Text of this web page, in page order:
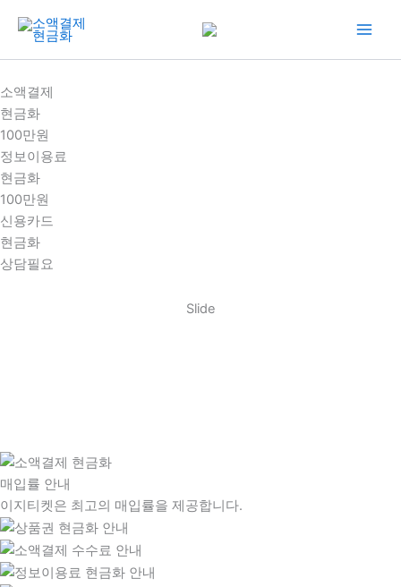
건
너
뛰
기
소액결제
현금화
100만원
정보이용료
현금화
100만원
신용카드
현금화
상담필요
Slide
매입률 안내
이지티켓은 최고의 매입률을 제공합니다.